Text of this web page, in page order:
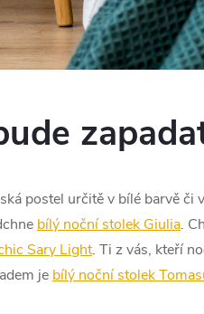
postel určitě v bílé barvě či
bílý noční stolek Giulia.
Sary Light. Ti z vás, kteří
je bílý noční stolek